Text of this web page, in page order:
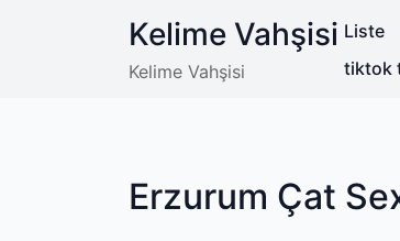
Kelime Vahşisi
Kelime Vahşisi
Liste
tiktok
Erzurum Çat